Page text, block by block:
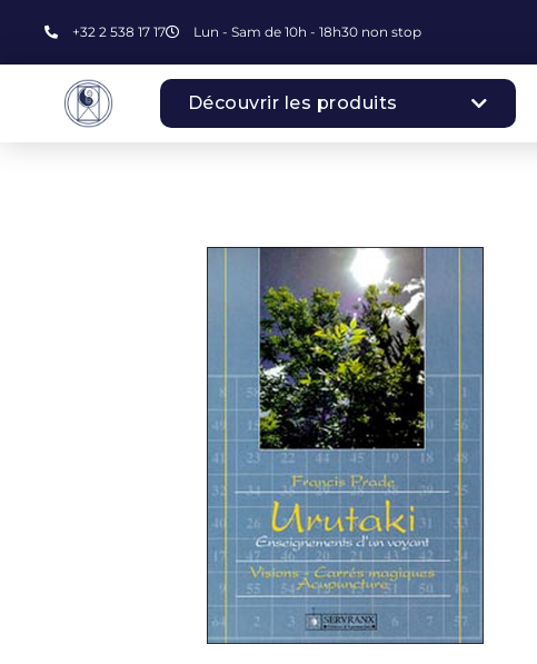
+32 2 538 17 17 Lun - Sam de 10h - 18h30 non stop
Découvrir les produits